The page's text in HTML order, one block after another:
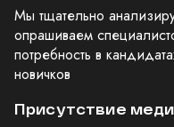
Мы тщательно
опрашиваем
потребность в
новичков
Присутствие